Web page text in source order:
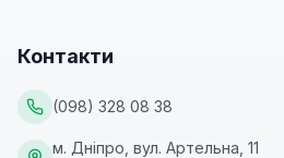
Контакти
(098) 328 08 38
м. Дніпро, вул. Артельна, 11